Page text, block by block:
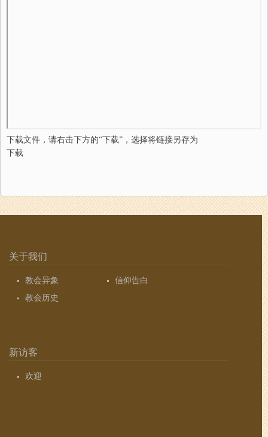
下载文件，请右击下方的“下载”，选择将链接另存为
下载
关于我们
教会异象
信仰告白
教会历史
新访客
欢迎